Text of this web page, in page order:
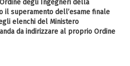
degli Ingegneri della
il superamento dell’esame finale
elenchi del Ministero
da indirizzare al proprio Ordine